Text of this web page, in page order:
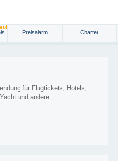
Preisalarm Charter
für Flugtickets, Hotels,
und andere